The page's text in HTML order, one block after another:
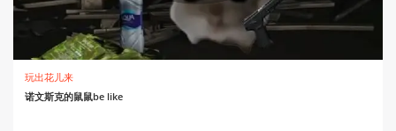
玩出花儿来
诺文斯克的鼠鼠be like